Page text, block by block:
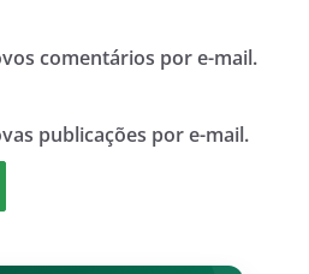
comentários por e-mail.
publicações por e-mail.